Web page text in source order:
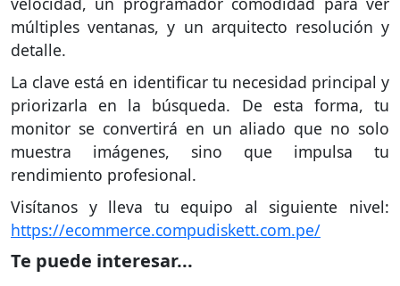
múltiples ventanas, y un arquitecto resolución y
detalle.
La clave está en identificar tu necesidad principal y
priorizarla en la búsqueda. De esta forma, tu
monitor se convertirá en un aliado que no solo
muestra imágenes, sino que impulsa tu
rendimiento profesional.
Visítanos y lleva tu equipo al siguiente nivel:
https://ecommerce.compudiskett.com.pe/
Te puede interesar...